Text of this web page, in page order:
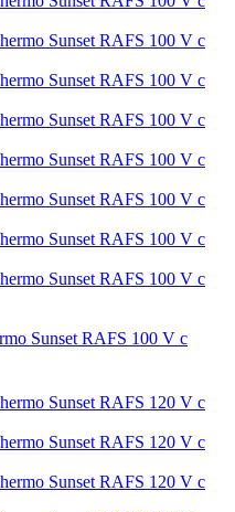
Sunset RAFS 100 V с